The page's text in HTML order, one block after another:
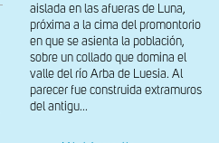
aislada en las afueras de Luna,
próxima a la cima del promontorio
en que se asienta la población,
sobre un collado que domina el
valle del río Arba de Luesia. Al
parecer fue construida extramuros
del antigu...